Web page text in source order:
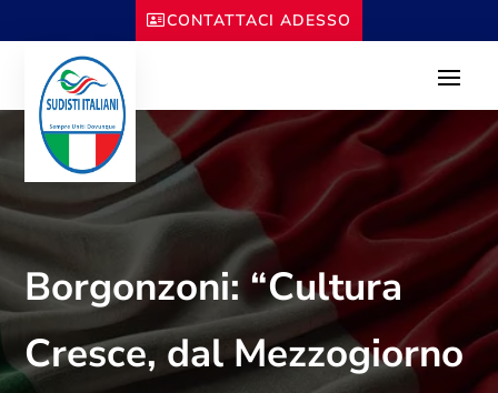
CONTATTACI ADESSO
Borgonzoni: “Cultura
Cresce, dal Mezzogiorno